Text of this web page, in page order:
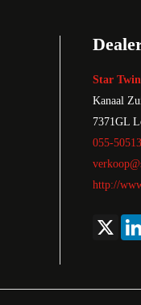
Star Twin
Kanaal
7371GL
055-
http://
X